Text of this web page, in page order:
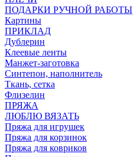
ПОДАРКИ РУЧНОЙ РАБОТЫ
Картины
ПРИКЛАД
Дублерин
Клеевые ленты
Манжет-заготовка
Синтепон, наполнитель
Ткань, сетка
Флизелин
ПРЯЖА
ЛЮБЛЮ ВЯЗАТЬ
Пряжа для игрушек
Пряжа для корзинок
Пряжа для ковриков